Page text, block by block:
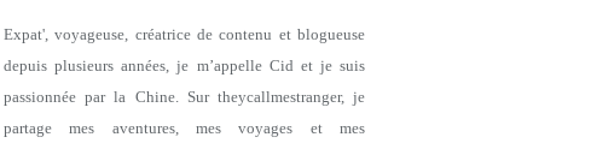
Expat', voyageuse, créatrice de contenu et blogueuse
depuis plusieurs années, je m’appelle Cid et je suis
passionnée par la Chine. Sur theycallmestranger, je
partage mes aventures, mes voyages et mes